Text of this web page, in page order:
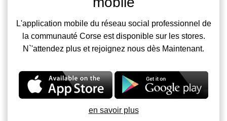
L'application mobile du réseau social professionnel de
la communauté Corse est disponible sur les stores.
N`'attendez plus et rejoignez nous dès Maintenant.
en savoir plus